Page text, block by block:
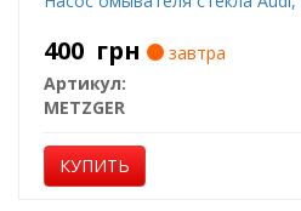
400 грн
завтра
Артикул:
METZGER
КУПИТЬ